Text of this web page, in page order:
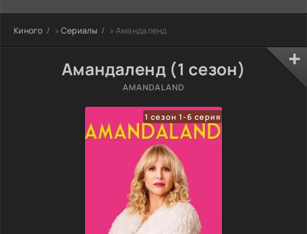
Киного » Сериалы » Амандаленд
Амандаленд (1 сезон)
AMANDALAND
1 сезон 1-6 серия